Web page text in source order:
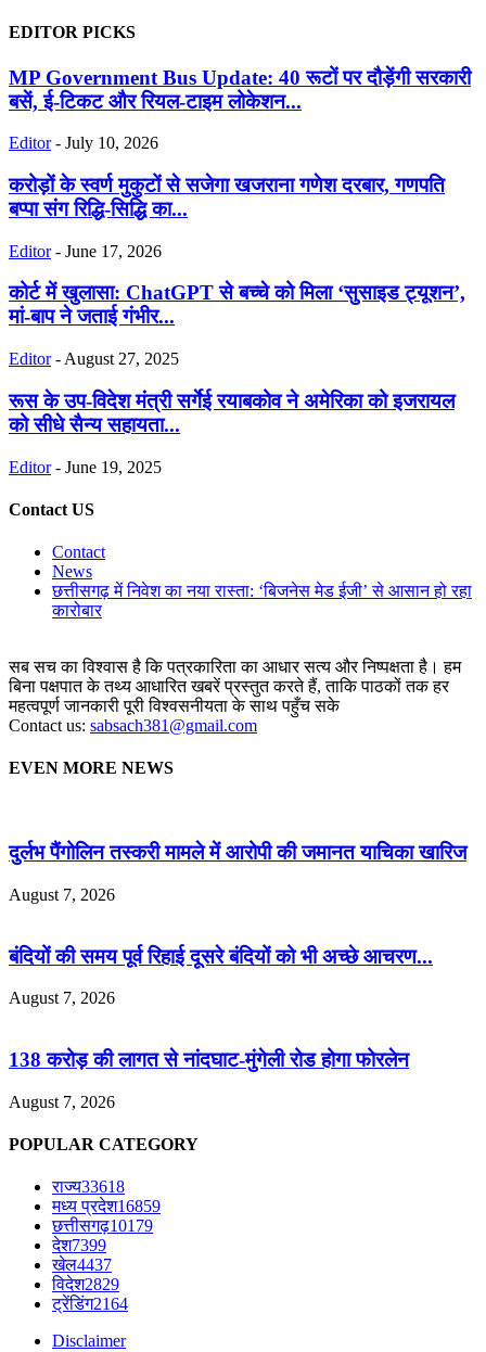
EDITOR PICKS
MP Government Bus Update: 40 रूटों पर दौड़ेंगी सरकारी
बसें, ई-टिकट और रियल-टाइम लोकेशन...
Editor - July 10, 2026
करोड़ों के स्वर्ण मुकुटों से सजेगा खजराना गणेश दरबार, गणपति
बप्पा संग रिद्धि-सिद्धि का...
Editor - June 17, 2026
कोर्ट में खुलासा: ChatGPT से बच्चे को मिला ‘सुसाइड ट्यूशन’,
मां-बाप ने जताई गंभीर...
Editor - August 27, 2025
रूस के उप-विदेश मंत्री सर्गेई रयाबकोव ने अमेरिका को इजरायल
को सीधे सैन्य सहायता...
Editor - June 19, 2025
Contact US
Contact
News
छत्तीसगढ़ में निवेश का नया रास्ता: ‘बिजनेस मेड ईजी’ से आसान हो रहा
कारोबार
सब सच का विश्वास है कि पत्रकारिता का आधार सत्य और निष्पक्षता है। हम
बिना पक्षपात के तथ्य आधारित खबरें प्रस्तुत करते हैं, ताकि पाठकों तक हर
महत्वपूर्ण जानकारी पूरी विश्वसनीयता के साथ पहुँच सके
Contact us: sabsach381@gmail.com
EVEN MORE NEWS
दुर्लभ पैंगोलिन तस्करी मामले में आरोपी की जमानत याचिका खारिज
August 7, 2026
बंदियों की समय पूर्व रिहाई दूसरे बंदियों को भी अच्छे आचरण...
August 7, 2026
138 करोड़ की लागत से नांदघाट-मुंगेली रोड होगा फोरलेन
August 7, 2026
POPULAR CATEGORY
राज्य33618
मध्य प्रदेश16859
छत्तीसगढ़10179
देश7399
खेल4437
विदेश2829
ट्रेंडिंग2164
Disclaimer